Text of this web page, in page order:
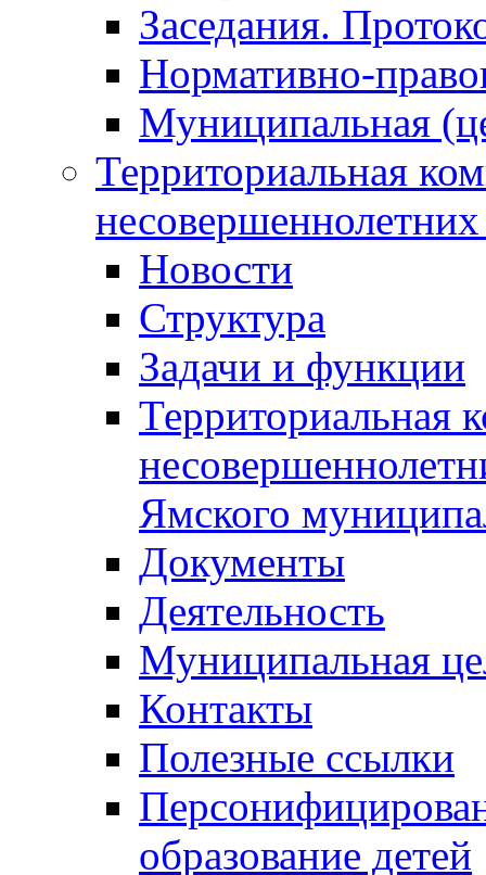
Заседания.
Нормативно-
Муниципальная
Территориальная
Новости
Структура
Задачи и функции
Территориальная
Ямского
Документы
Деятельность
Муниципальная
Контакты
Полезные ссылки
образование детей